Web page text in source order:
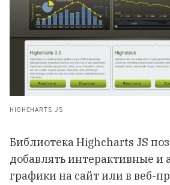
HIGHCHARTS JS
Библиотека Highcharts JS
добавлять интерактивные
графики на сайт или в веб-